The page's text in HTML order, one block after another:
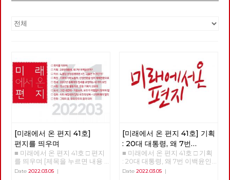
[미래에서 온 편지 41호]
편지를 띄우며
■ 미래에서 온 편지 41호 □ 편지
를 띄우며 [제목을 누르면 내용
을 볼 수 있습니다.] □ 편지를 띄
Date 2022.03.05 |
[미래에서 온 편지 41호] 기획
: 20대 대통령, 왜 7번
이백윤인가? (1)
■ 미래에서 온 편지 41호 □ 기획
: 20대 대통령, 왜 7번 이백윤인
가? >>>>>> 업로드 준비중
Date 2022.03.05|